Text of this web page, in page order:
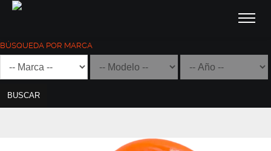
BÚSQUEDA POR MARCA
BUSCAR